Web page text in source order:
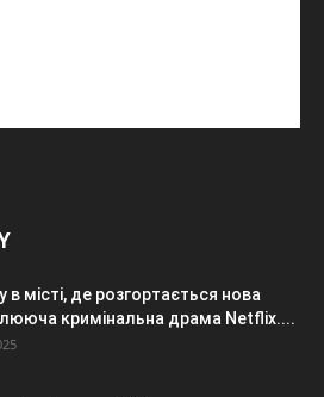
в місті, де розгортається нова
кримінальна драма Netflix....